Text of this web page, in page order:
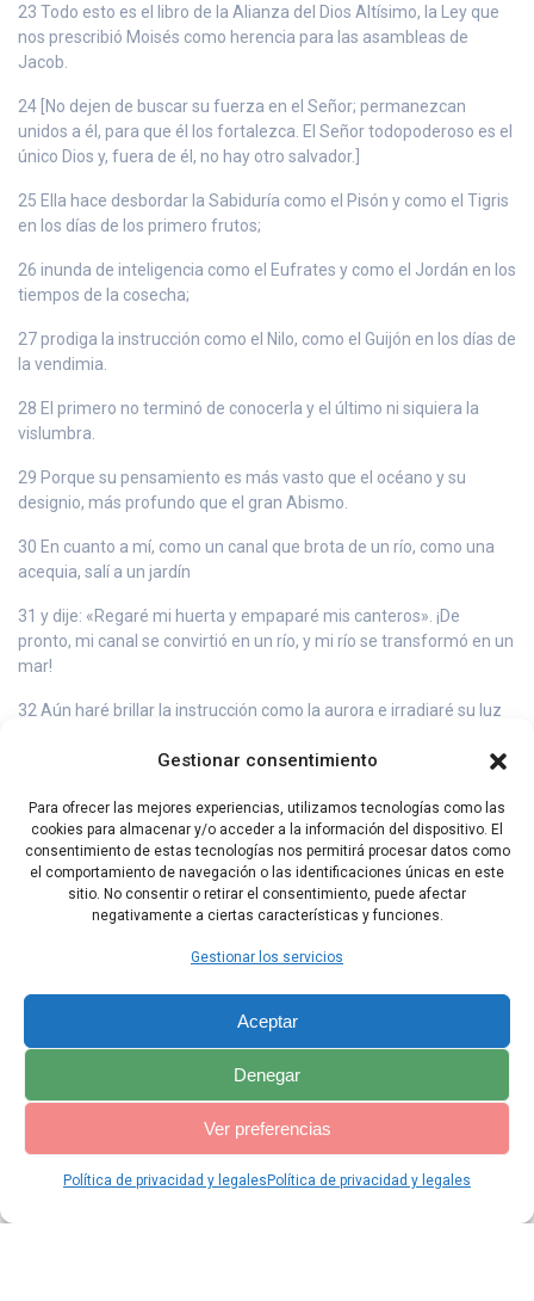
Gestionar consentimiento
Para ofrecer las mejores experiencias, utilizamos tecnologías como las
cookies para almacenar y/o acceder a la información del dispositivo. El
consentimiento de estas tecnologías nos permitirá procesar datos como
el comportamiento de navegación o las identificaciones únicas en este
sitio. No consentir o retirar el consentimiento, puede afectar
negativamente a ciertas características y funciones.
Gestionar los servicios
Aceptar
Denegar
Ver preferencias
Política de privacidad y legales Política de privacidad y legales
23 Todo esto es el libro de la Alianza del Dios Altísimo, la Ley que
nos prescribió Moisés como herencia para las asambleas de
Jacob.
24 [No dejen de buscar su fuerza en el Señor; permanezcan
unidos a él, para que él los fortalezca. El Señor todopoderoso es el
único Dios y, fuera de él, no hay otro salvador.]
25 Ella hace desbordar la Sabiduría como el Pisón y como el Tigris
en los días de los primero frutos;
26 inunda de inteligencia como el Eufrates y como el Jordán en los
tiempos de la cosecha;
27 prodiga la instrucción como el Nilo, como el Guijón en los días de
la vendimia.
28 El primero no terminó de conocerla y el último ni siquiera la
vislumbra.
29 Porque su pensamiento es más vasto que el océano y su
designio, más profundo que el gran Abismo.
30 En cuanto a mí, como un canal que brota de un río, como una
acequia, salí a un jardín
31 y dije: «Regaré mi huerta y empaparé mis canteros». ¡De
pronto, mi canal se convirtió en un río, y mi río se transformó en un
mar!
32 Aún haré brillar la instrucción como la aurora e irradiaré su luz
para las generaciones futuras.
34 Porque yo no he trabajado sólo para mí, sino para todos los que
buscan la sabiduría.
Capítulo Anterior Capítulo Siguiente